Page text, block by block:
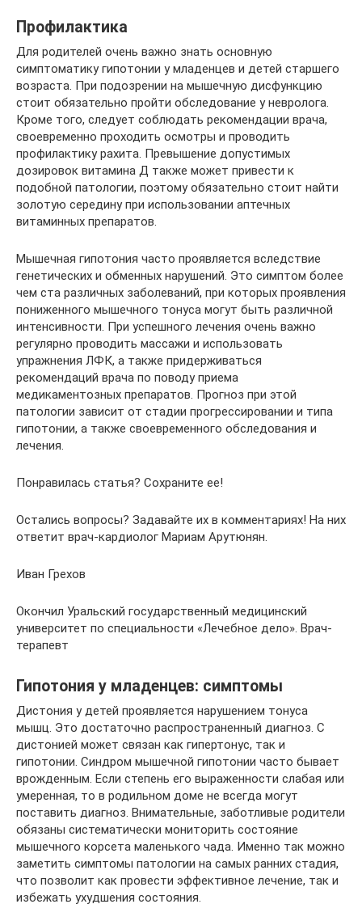
Профилактика
Для родителей очень важно знать основную
симптоматику гипотонии у младенцев и детей старшего
возраста. При подозрении на мышечную дисфункцию
стоит обязательно пройти обследование у невролога.
Кроме того, следует соблюдать рекомендации врача,
своевременно проходить осмотры и проводить
профилактику рахита. Превышение допустимых
дозировок витамина Д также может привести к
подобной патологии, поэтому обязательно стоит найти
золотую середину при использовании аптечных
витаминных препаратов.
Мышечная гипотония часто проявляется вследствие
генетических и обменных нарушений. Это симптом более
чем ста различных заболеваний, при которых проявления
пониженного мышечного тонуса могут быть различной
интенсивности. При успешного лечения очень важно
регулярно проводить массажи и использовать
упражнения ЛФК, а также придерживаться
рекомендаций врача по поводу приема
медикаментозных препаратов. Прогноз при этой
патологии зависит от стадии прогрессировании и типа
гипотонии, а также своевременного обследования и
лечения.
Понравилась статья? Сохраните ее!
Остались вопросы? Задавайте их в комментариях! На них
ответит врач-кардиолог Мариам Арутюнян.
Иван Грехов
Окончил Уральский государственный медицинский
университет по специальности «Лечебное дело». Врач-
терапевт
Гипотония у младенцев: симптомы
Дистония у детей проявляется нарушением тонуса
мышц. Это достаточно распространенный диагноз. С
дистонией может связан как гипертонус, так и
гипотонии. Синдром мышечной гипотонии часто бывает
врожденным. Если степень его выраженности слабая или
умеренная, то в родильном доме не всегда могут
поставить диагноз. Внимательные, заботливые родители
обязаны систематически мониторить состояние
мышечного корсета маленького чада. Именно так можно
заметить симптомы патологии на самых ранних стадия,
что позволит как провести эффективное лечение, так и
избежать ухудшения состояния.